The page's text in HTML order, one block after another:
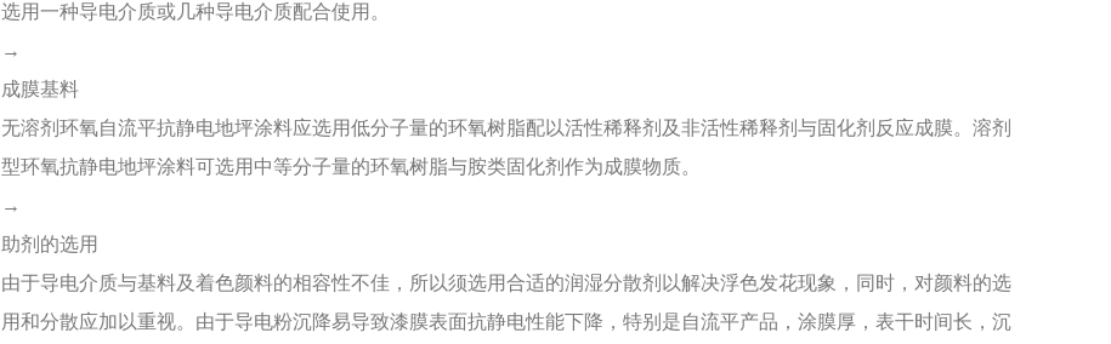
选用一种导电介质或几种导电介质配合使用。
→
成膜基料
无溶剂环氧自流平抗静电地坪涂料应选用低分子量的环氧树脂配以活性稀释剂及非活性稀释剂与固化剂反应成膜。溶剂
型环氧抗静电地坪涂料可选用中等分子量的环氧树脂与胺类固化剂作为成膜物质。
→
助剂的选用
由于导电介质与基料及着色颜料的相容性不佳，所以须选用合适的润湿分散剂以解决浮色发花现象，同时，对颜料的选
用和分散应加以重视。由于导电粉沉降易导致漆膜表面抗静电性能下降，特别是自流平产品，涂膜厚，表干时间长，沉